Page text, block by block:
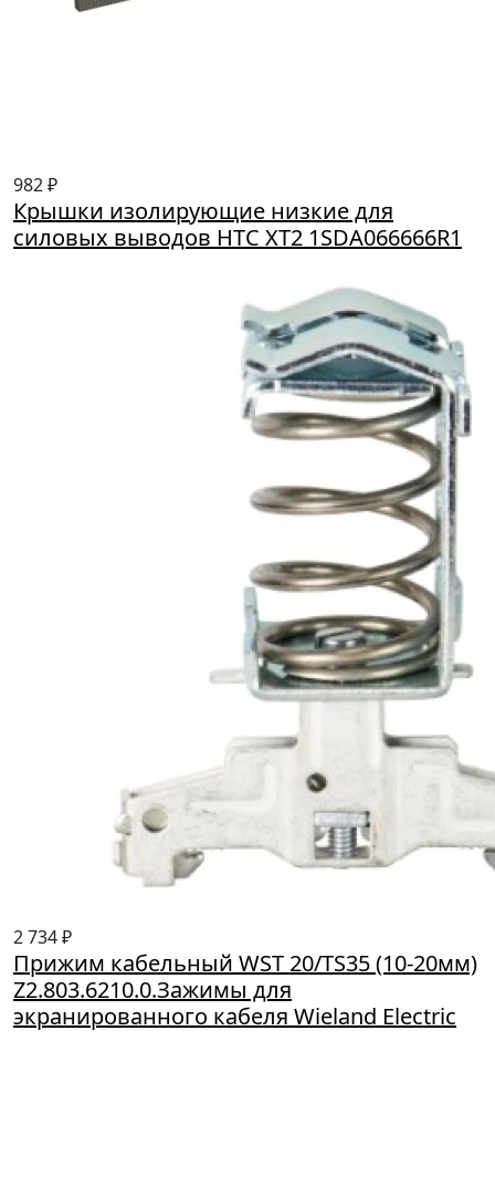
982 ₽
Крышки изолирующие низкие для
силовых выводов HTC XT2 1SDA066666R1
2 734 ₽
Прижим кабельный WST 20/TS35 (10-20мм)
Z2.803.6210.0.Зажимы для
экранированного кабеля Wieland Electric